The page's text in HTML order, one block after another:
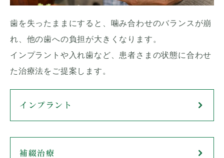
歯を失ったままにすると、噛み合わせのバランスが崩
れ、他の歯への負担が大きくなります。
インプラントや入れ歯など、患者さまの状態に合わせ
た治療法をご提案します。
インプラント
補綴治療